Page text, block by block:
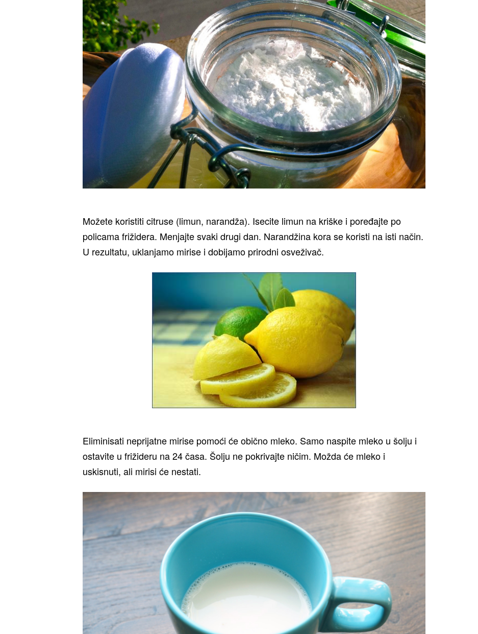
Možete koristiti citruse (limun, narandža). Isecite limun na kriške i poređajte po
policama frižidera. Menjajte svaki drugi dan. Narandžina kora se koristi na isti način.
U rezultatu, uklanjamo mirise i dobijamo prirodni osveživač.
Eliminisati neprijatne mirise pomoći će obično mleko. Samo naspite mleko u šolju i
ostavite u frižideru na 24 časa. Šolju ne pokrivajte ničim. Možda će mleko i
uskisnuti, ali mirisi će nestati.